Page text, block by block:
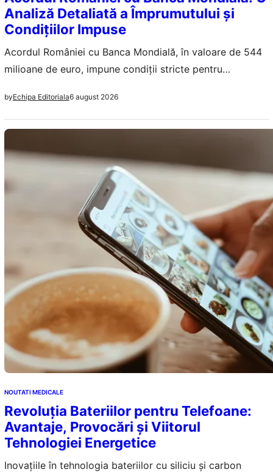
Analiză Detaliată a Împrumutului și
Condițiilor Impuse
Acordul României cu Banca Mondială, în valoare de 544
milioane de euro, impune condiții stricte pentru
economiei și cetățenilor.
byEchipa Editoriala6 august 2026
NOUTATI MEDICALE
Revoluția Bateriilor pentru Telefoane:
Avantaje, Provocări și Viitorul
Tehnologiei Energetice
Inovațiile în tehnologia bateriilor cu siliciu și carbon